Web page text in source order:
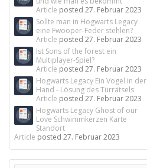
Article posted27. Februar 2023
Sollte man in Hogwarts Legacy
eine Fwooper-Feder stehlen?
Article posted27. Februar 2023
Ist Sons of the forest ein
Multiplayer-Spiel?
Article posted27. Februar 2023
Hogwarts Legacy Ein Vogel in der
Hand - Lösung des Türrätsels
Article posted27. Februar 2023
Hogwarts Legacy Ghost of our
Love Schwimmkerzen Karte
Standort
Article posted27. Februar 2023